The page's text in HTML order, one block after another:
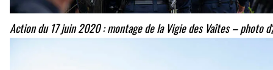
Action du 17 juin 2020 : montage de la Vigie des Vaîtes – photo d'